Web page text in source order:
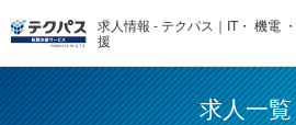
求人情報 - テクパス｜IT・ 機電
援
求人一覧